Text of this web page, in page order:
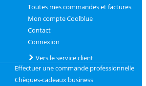
Toutes mes commandes et factures
Mon compte Coolblue
Contact
Connexion
Vers le service client
Effectuer une commande professionnelle
Chèques-cadeaux business